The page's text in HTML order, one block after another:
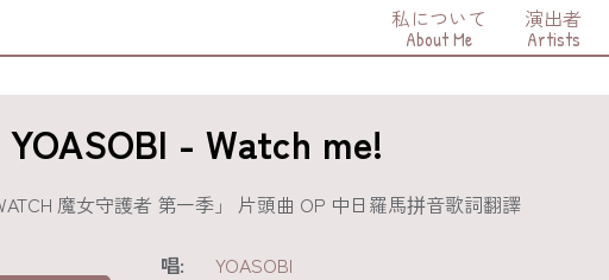
私について
About Me
演出者
Artists
YOASOBI - Watch me!
動畫「WITCH WATCH 魔女守護者 第一季」 片頭曲 OP 中日羅馬拼音歌詞翻譯
唱:
YOASOBI